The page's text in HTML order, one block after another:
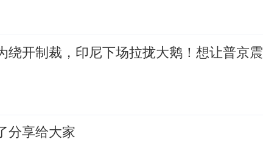
绕开制裁，印尼下场拉拢大鹅！想让普京震
分享给大家